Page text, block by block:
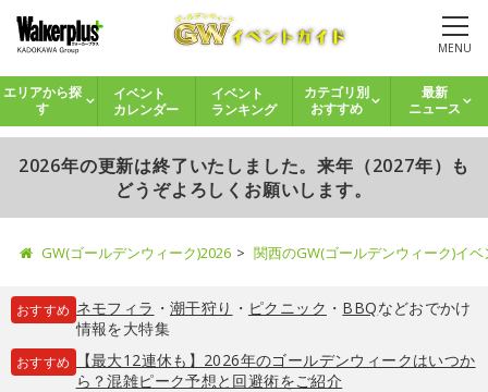
MENU
エリアから探
す
イベント
カレンダー
イベント
ランキング
カテゴリ別
おすすめ
最新
ニュース
2026年の更新は終了いたしました。来年（2027年）も
どうぞよろしくお願いします。
GW(ゴールデンウィーク)2026 関西のGW(ゴールデンウィーク)イ
おすすめ ネモフィラ ・ 潮干狩り ・ ピクニック ・ BBQなどおでかけ
情報を大特集
おすすめ
【最大12連休も】2026年のゴールデンウィークはいつか
ら？混雑ピーク予想と回避術をご紹介